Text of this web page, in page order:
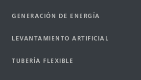
GENERACIÓN DE ENERGÍA
LEVANTAMIENTO ARTIFICIAL
TUBERÍA FLEXIBLE